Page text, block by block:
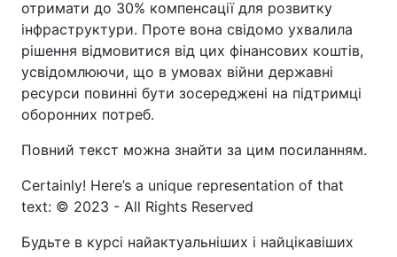
отримати до 30% компенсації для розвитку
інфраструктури. Проте вона свідомо ухвалила
рішення відмовитися від цих фінансових коштів,
усвідомлюючи, що в умовах війни державні
ресурси повинні бути зосереджені на підтримці
оборонних потреб.
Повний текст можна знайти за цим посиланням.
Certainly! Here’s a unique representation of that
text: © 2023 - All Rights Reserved
Будьте в курсі найактуальніших і найцікавіших